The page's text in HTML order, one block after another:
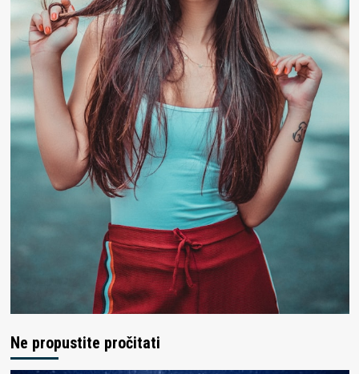
Ne propustite pročitati